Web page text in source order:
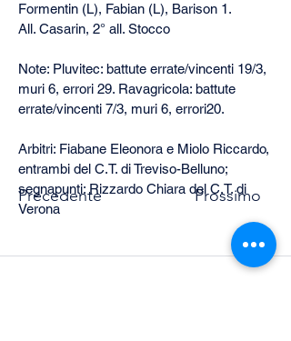
Precedente Prossimo
Formentin (L), Fabian (L), Barison 1.
All. Casarin, 2° all. Stocco
Note: Pluvitec: battute errate/vincenti 19/3,
muri 6, errori 29. Ravagricola: battute
errate/vincenti 7/3, muri 6, errori20.
Arbitri: Fiabane Eleonora e Miolo Riccardo,
entrambi del C.T. di Treviso-Belluno;
segnapunti: Rizzardo Chiara del C.T. di
Verona